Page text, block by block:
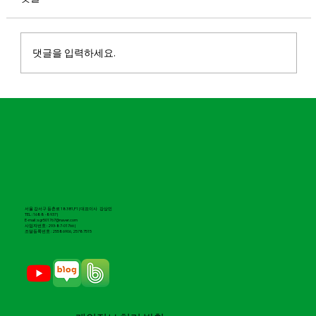
댓글을 입력하세요.
서울 강서구 등촌로 183 B1,F1 | 대표이사 강상민
TEL : 1688 -8937 |
E-mail : sgr501767@naver.com
​사업자번호 : 293-87-01766 |
조달등록번호 : 25586906, 25787515